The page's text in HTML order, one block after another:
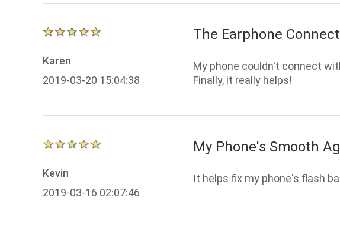
Karen
2019-03-20 15:04:38
The Earphone
My phone couldn't connect
Finally, it really helps!
Kevin
2019-03-16 02:07:46
My Phone's Smooth
It helps fix my phone's flash